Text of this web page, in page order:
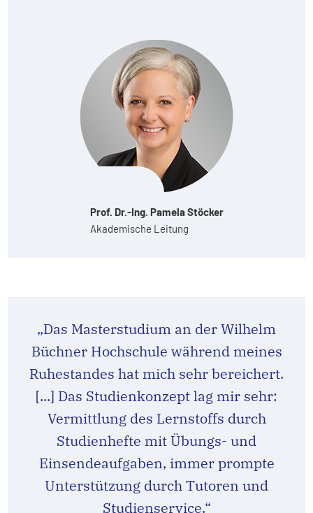
Prof. Dr.-Ing. Pamela Stöcker
Akademische Leitung
„Das Masterstudium an der Wilhelm
Büchner Hochschule während meines
Ruhestandes hat mich sehr bereichert.
[...] Das Studienkonzept lag mir sehr:
Vermittlung des Lernstoffs durch
Studienhefte mit Übungs- und
Einsendeaufgaben, immer prompte
Unterstützung durch Tutoren und
Studienservice.“